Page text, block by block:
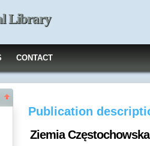
Library
CONTACT
Publication
Ziemia